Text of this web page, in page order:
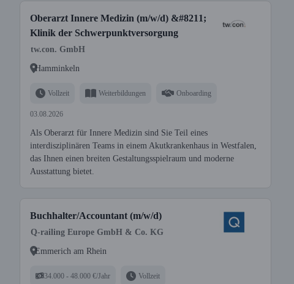
Oberarzt Innere Medizin (m/w/d) &#8211;
Klinik der Schwerpunktversorgung
tw.con. GmbH
Hamminkeln
Vollzeit Weiterbildungen Onboarding
03.08.2026
Als Oberarzt für Innere Medizin sind Sie Teil eines
interdisziplinären Teams in einem Akutkrankenhaus in Westfalen,
das Ihnen einen breiten Gestaltungsspielraum und moderne
Ausstattung bietet.
Buchhalter/Accountant (m/w/d)
Q-railing Europe GmbH & Co. KG
Emmerich am Rhein
34.000 - 48.000 €/Jahr Vollzeit